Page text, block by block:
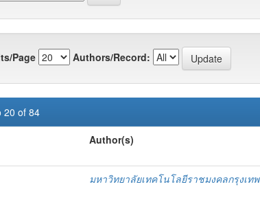
Page Authors/Record:
20 of 84
Author(s)
มหาวิทยาลัยเทคโนโลยีราชมงคลกรุงเทพ